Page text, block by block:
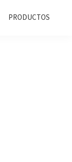
PRODUCTOS